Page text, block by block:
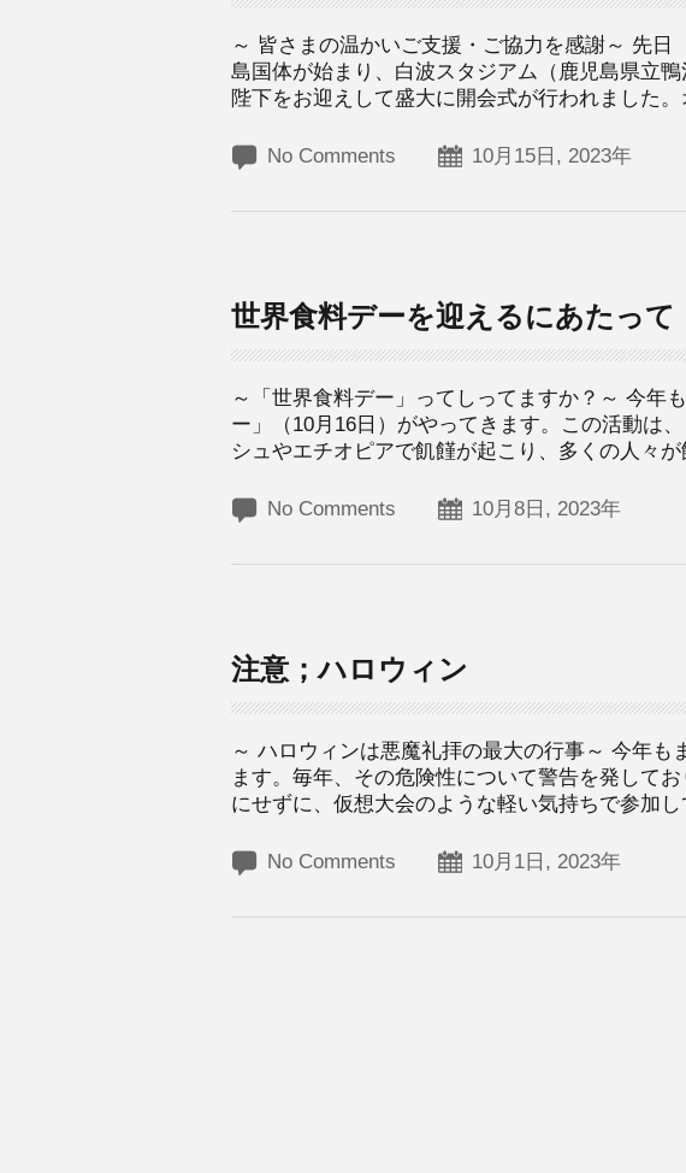
～ 皆さまの温かいご支援・ご協力を感謝～ 先日
島国体が始まり、白波スタジアム（鹿児島県立
陛下をお迎えして盛大に開会式が行われました
No Comments 10月15日, 2023年
世界食料デーを迎えるにあたって
～「世界食料デー」ってしってますか？～ 今年
ー」（10月16日）がやってきます。この活動は
シュやエチオピアで飢饉が起こり、多くの人々
No Comments 10月8日, 2023年
注意；ハロウィン
～ ハロウィンは悪魔礼拝の最大の行事～ 今年も
ます。毎年、その危険性について警告を発して
にせずに、仮想大会のような軽い気持ちで参加
No Comments 10月1日, 2023年